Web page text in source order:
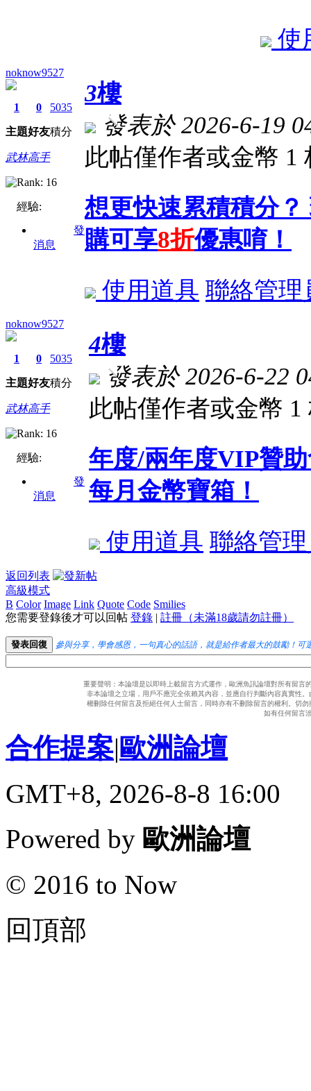
使
noknow9527
1
主題
0
好友
5035
積分
武林高手
經驗:
發
消息
3樓
發表於 2026-6-19
此帖僅作者或金幣 1
想更快速累積積分
購可享8折優惠唷！
使用道具 聯絡管理
noknow9527
1
主題
0
好友
5035
積分
武林高手
經驗:
發
消息
4樓
發表於 2026-6-22
此帖僅作者或金幣
年度/兩年度VIP贊
每月金幣寶箱！
使用道具 聯絡管
返回列表
高級模式
B Color Image Link Quote Code Smilies
您需要登錄後才可以回帖 登錄 | 註冊（未滿18歲請勿註冊）
發表回復 參與分享，學會感恩，一句真心的話語，就是給作者最大的鼓勵！可
重要聲明：本論壇是以即時上載留言方式運作，歐洲魚訊論壇對所有留
非本論壇之立場，用戶不應完全依賴其內容，並應自行判斷內容真實性
權刪除任何留言及拒絕任何人士留言，同時亦有不刪除留言的權利。切
如有任何留言
合作提案|歐洲論壇
GMT+8, 2026-8-8 16:00
Powered by 歐洲論壇
© 2016 to Now
回頂部